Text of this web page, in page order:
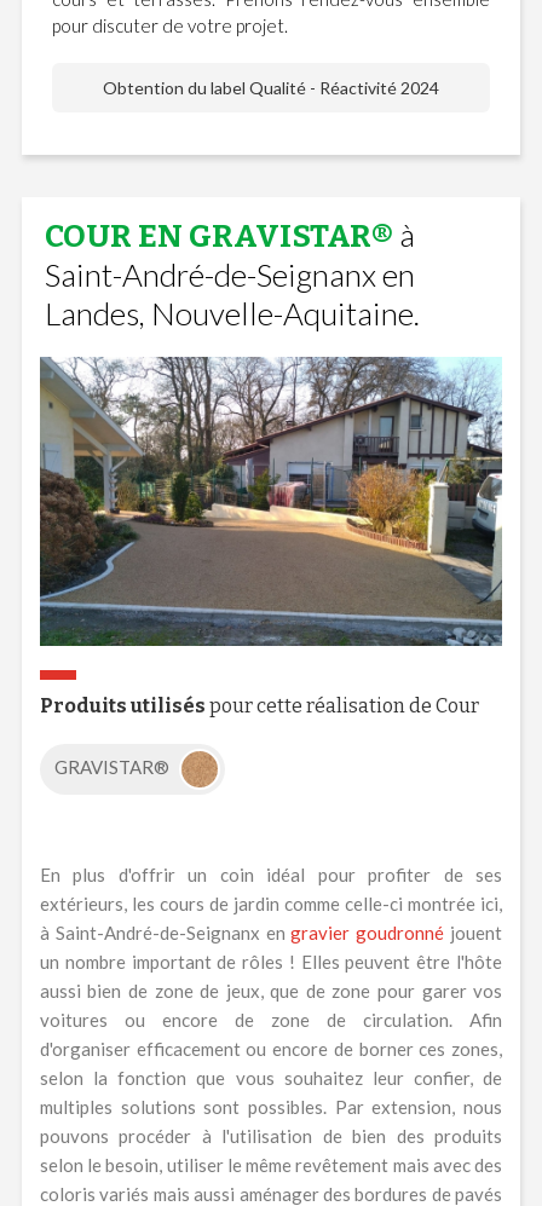
pour discuter de votre projet.
Obtention du label Qualité - Réactivité 2024
COUR EN GRAVISTAR® à
Saint-André-de-Seignanx en
Landes, Nouvelle-Aquitaine.
Produits utilisés pour cette réalisation de Cour
GRAVISTAR®
En plus d'offrir un coin idéal pour profiter de ses
extérieurs, les cours de jardin comme celle-ci montrée ici,
à Saint-André-de-Seignanx engravier goudronné jouent
un nombre important de rôles ! Elles peuvent être l'hôte
aussi bien de zone de jeux, que de zone pour garer vos
voitures ou encore de zone de circulation. Afin
d'organiser efficacement ou encore de borner ces zones,
selon la fonction que vous souhaitez leur confier, de
multiples solutions sont possibles. Par extension, nous
pouvons procéder à l'utilisation de bien des produits
selon le besoin, utiliser le même revêtement mais avec des
coloris variés mais aussi aménager des bordures de pavés